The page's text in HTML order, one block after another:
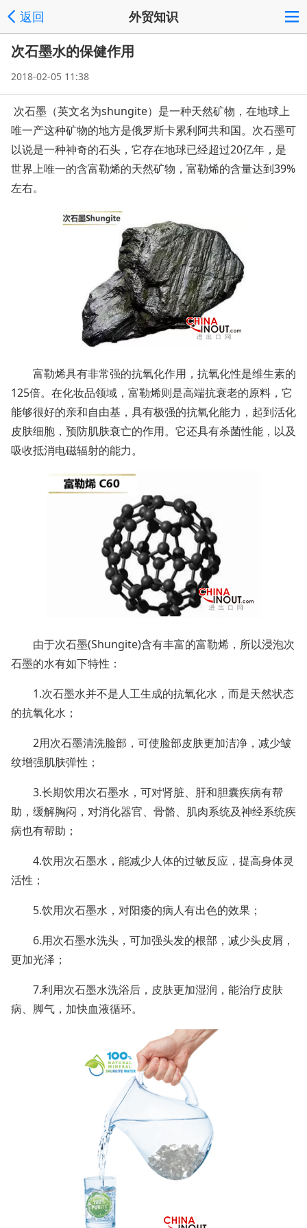
返回 外贸知识
次石墨水的保健作用
2018-02-05 11:38
次石墨（英文名为shungite）是一种天然矿物，在地球上
唯一产这种矿物的地方是俄罗斯卡累利阿共和国。次石墨可
以说是一种神奇的石头，它存在地球已经超过20亿年，是
世界上唯一的含富勒烯的天然矿物，富勒烯的含量达到39%
左右。
富勒烯具有非常强的抗氧化作用，抗氧化性是维生素的
125倍。在化妆品领域，富勒烯则是高端抗衰老的原料，它
能够很好的亲和自由基，具有极强的抗氧化能力，起到活化
皮肤细胞，预防肌肤衰亡的作用。它还具有杀菌性能，以及
吸收抵消电磁辐射的能力。
由于次石墨(Shungite)含有丰富的富勒烯，所以浸泡次
石墨的水有如下特性：
1.次石墨水并不是人工生成的抗氧化水，而是天然状态
的抗氧化水；
2用次石墨清洗脸部，可使脸部皮肤更加洁净，减少皱
纹增强肌肤弹性；
3.长期饮用次石墨水，可对肾脏、肝和胆囊疾病有帮
助，缓解胸闷，对消化器官、骨骼、肌肉系统及神经系统疾
病也有帮助；
4.饮用次石墨水，能减少人体的过敏反应，提高身体灵
活性；
5.饮用次石墨水，对阳痿的病人有出色的效果；
6.用次石墨水洗头，可加强头发的根部，减少头皮屑，
更加光泽；
7.利用次石墨水洗浴后，皮肤更加湿润，能治疗皮肤
病、脚气，加快血液循环。